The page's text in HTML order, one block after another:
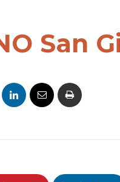
San